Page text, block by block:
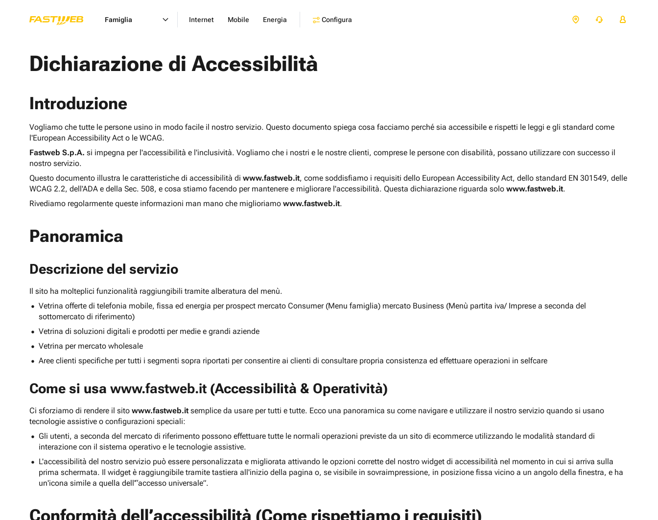
Famiglia Internet Mobile Energia Configura
Dichiarazione di Accessibilità
Introduzione
Vogliamo che tutte le persone usino in modo facile il nostro servizio. Questo documento spiega cosa facciamo perché sia accessibile e rispetti le leggi e gli standard come
l'European Accessibility Act o le WCAG.
Fastweb S.p.A. si impegna per l'accessibilità e l'inclusività. Vogliamo che i nostri e le nostre clienti, comprese le persone con disabilità, possano utilizzare con successo il
nostro servizio.
Questo documento illustra le caratteristiche di accessibilità di www.fastweb.it, come soddisfiamo i requisiti dello European Accessibility Act, dello standard EN 301549, delle
WCAG 2.2, dell'ADA e della Sec. 508, e cosa stiamo facendo per mantenere e migliorare l'accessibilità. Questa dichiarazione riguarda solo www.fastweb.it.
Rivediamo regolarmente queste informazioni man mano che miglioriamo www.fastweb.it.
Panoramica
Descrizione del servizio
Il sito ha molteplici funzionalità raggiungibili tramite alberatura del menù.
Vetrina offerte di telefonia mobile, fissa ed energia per prospect mercato Consumer (Menu famiglia) mercato Business (Menù partita iva/ Imprese a seconda del
sottomercato di riferimento)
Vetrina di soluzioni digitali e prodotti per medie e grandi aziende
Vetrina per mercato wholesale
Aree clienti specifiche per tutti i segmenti sopra riportati per consentire ai clienti di consultare propria consistenza ed effettuare operazioni in selfcare
Come si usa www.fastweb.it (Accessibilità & Operatività)
Ci sforziamo di rendere il sito www.fastweb.it semplice da usare per tutti e tutte. Ecco una panoramica su come navigare e utilizzare il nostro servizio quando si usano
tecnologie assistive o configurazioni speciali:
Gli utenti, a seconda del mercato di riferimento possono effettuare tutte le normali operazioni previste da un sito di ecommerce utilizzando le modalità standard di
interazione con il sistema operativo e le tecnologie assistive.
L'accessibilità del nostro servizio può essere personalizzata e migliorata attivando le opzioni corrette del nostro widget di accessibilità nel momento in cui si arriva sulla
prima schermata. Il widget è raggiungibile tramite tastiera all'inizio della pagina o, se visibile in sovraimpressione, in posizione fissa vicino a un angolo della finestra, e ha
un'icona simile a quella dell'“accesso universale”.
Conformità dell’accessibilità (Come rispettiamo i requisiti)